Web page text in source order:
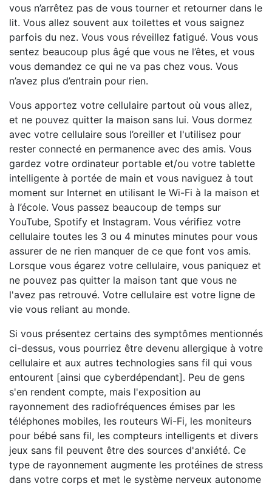
vous n’arrêtez pas de vous tourner et retourner dans le
lit. Vous allez souvent aux toilettes et vous saignez
parfois du nez. Vous vous réveillez fatigué. Vous vous
sentez beaucoup plus âgé que vous ne l’êtes, et vous
vous demandez ce qui ne va pas chez vous. Vous
n’avez plus d’entrain pour rien.
Vous apportez votre cellulaire partout où vous allez,
et ne pouvez quitter la maison sans lui. Vous dormez
avec votre cellulaire sous l’oreiller et l'utilisez pour
rester connecté en permanence avec des amis. Vous
gardez votre ordinateur portable et/ou votre tablette
intelligente à portée de main et vous naviguez à tout
moment sur Internet en utilisant le Wi-Fi à la maison et
à l’école. Vous passez beaucoup de temps sur
YouTube, Spotify et Instagram. Vous vérifiez votre
cellulaire toutes les 3 ou 4 minutes minutes pour vous
assurer de ne rien manquer de ce que font vos amis.
Lorsque vous égarez votre cellulaire, vous paniquez et
ne pouvez pas quitter la maison tant que vous ne
l'avez pas retrouvé. Votre cellulaire est votre ligne de
vie vous reliant au monde.
Si vous présentez certains des symptômes mentionnés
ci-dessus, vous pourriez être devenu allergique à votre
cellulaire et aux autres technologies sans fil qui vous
entourent [ainsi que cyberdépendant]. Peu de gens
s'en rendent compte, mais l'exposition au
rayonnement des radiofréquences émises par les
téléphones mobiles, les routeurs Wi-Fi, les moniteurs
pour bébé sans fil, les compteurs intelligents et divers
jeux sans fil peuvent être des sources d'anxiété. Ce
type de rayonnement augmente les protéines de stress
dans votre corps et met le système nerveux autonome